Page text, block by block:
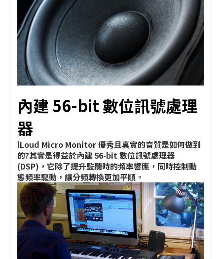
內建 56-bit 數位訊號處理
器
iLoud Micro Monitor 優秀且真實的音質是如何做到
的?其實是得益於內建 56-bit 數位訊號處理器
(DSP)，它除了提升監聽時的頻率響應，同時控制動
態頻率驅動，讓分頻轉換更加平順。